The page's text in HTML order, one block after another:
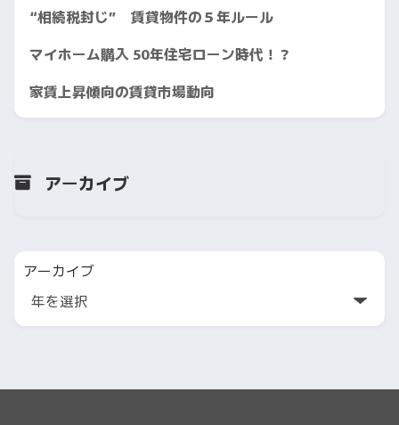
“相続税封じ” 賃貸物件の５年ルール
マイホーム購入 50年住宅ローン時代！？
家賃上昇傾向の賃貸市場動向
アーカイブ
アーカイブ